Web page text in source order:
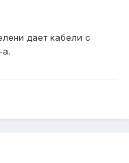
дает кабели с